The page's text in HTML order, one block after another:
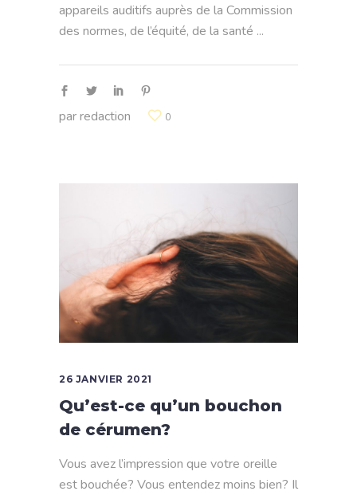
appareils auditifs auprès de la Commission
des normes, de l’équité, de la santé
parredaction 0
26 JANVIER 2021
Qu’est-ce qu’un bouchon
de cérumen?
Vous avez l’impression que votre oreille
est bouchée? Vous entendez moins bien? Il